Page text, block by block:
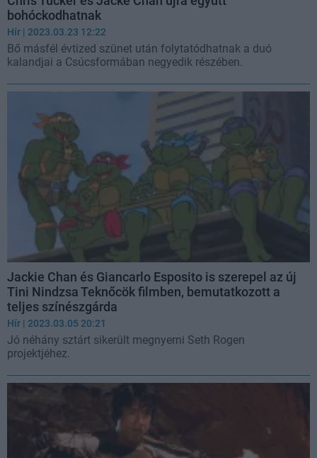
bohóckodhatnak
Hír | 2023.03.23 12:22
Bő másfél évtized szünet után folytatódhatnak a duó
kalandjai a Csúcsformában negyedik részében.
Jackie Chan és Giancarlo Esposito is szerepel az új
Tini Nindzsa Teknőcök filmben, bemutatkozott a
teljes színészgárda
Hír | 2023.03.05 20:21
Jó néhány sztárt sikerült megnyerni Seth Rogen
projektjéhez.